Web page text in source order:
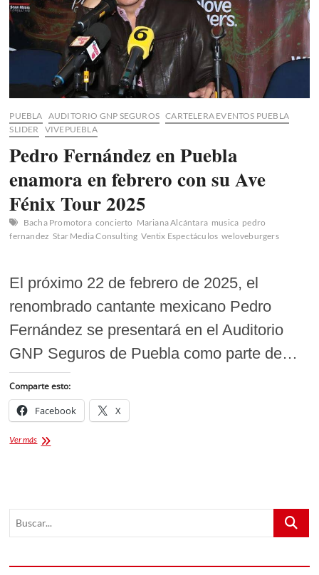
PUEBLA AUDITORIO GNP SEGUROS CARTELERA EVENTOS PUEBLA
SLIDER
VIVEPUEBLA
Pedro Fernández en Puebla
enamora en febrero con su Ave
Fénix Tour 2025
Bacha Promotora concierto Mariana Alcántara musica pedro
fernandez Star Media Consulting Ventix Espectáculos weloveburgers
El próximo 22 de febrero de 2025, el
renombrado cantante mexicano Pedro
Fernández se presentará en el Auditorio
GNP Seguros de Puebla como parte de…
Comparte esto:
Facebook X
Ver másPedro
con
su
Fénix
Buscar...